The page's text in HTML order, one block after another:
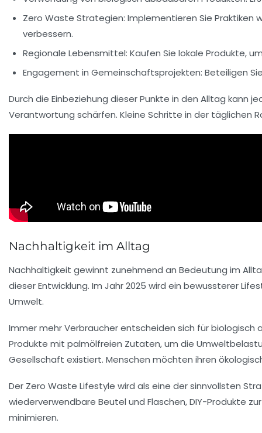
Zero Waste Strategien: Implementieren Sie Praktiken
verbessern.
Regionale Lebensmittel: Kaufen Sie lokale Produkte,
Engagement in Gemeinschaftsprojekten: Beteiligen
Durch die Einbeziehung dieser Punkte in den Alltag kann
Verantwortung schärfen. Kleine Schritte in der täglichen
Nachhaltigkeit im Alltag
Nachhaltigkeit gewinnt zunehmend an Bedeutung im
dieser Entwicklung. Im Jahr 2025 wird ein bewussterer
Umwelt.
Immer mehr Verbraucher entscheiden sich fürbiologisch
Produkte mit palmölfreien Zutaten, um die
Gesellschaft existiert. Menschen möchten ihren
Der Zero Waste Lifestyle wird als eine der sinnvollsten
wiederverwendbare Beutel und Flaschen, DIY-Produkte
minimieren.